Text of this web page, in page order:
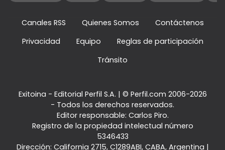
Canales RSS Quienes Somos
Contáctenos
Privacidad
Equipo
Reglas de participación
Tránsito
Exitoina - Editorial Perfil S.A. | © Perfil.com 2006-2026
- Todos los derechos reservados.
Editor responsable: Carlos Piro.
Registro de la propiedad intelectual número
5346433
Dirección: California 2715, C1289ABI, CABA, Argentina |